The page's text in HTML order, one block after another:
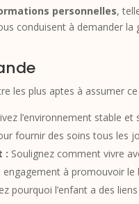
personnelles,
conduisent à demander
les plus aptes à assumer
l’environnement stable
fournir des soins tous les
: Soulignez comment vivre
à promouvoir le
pourquoi l’enfant a des